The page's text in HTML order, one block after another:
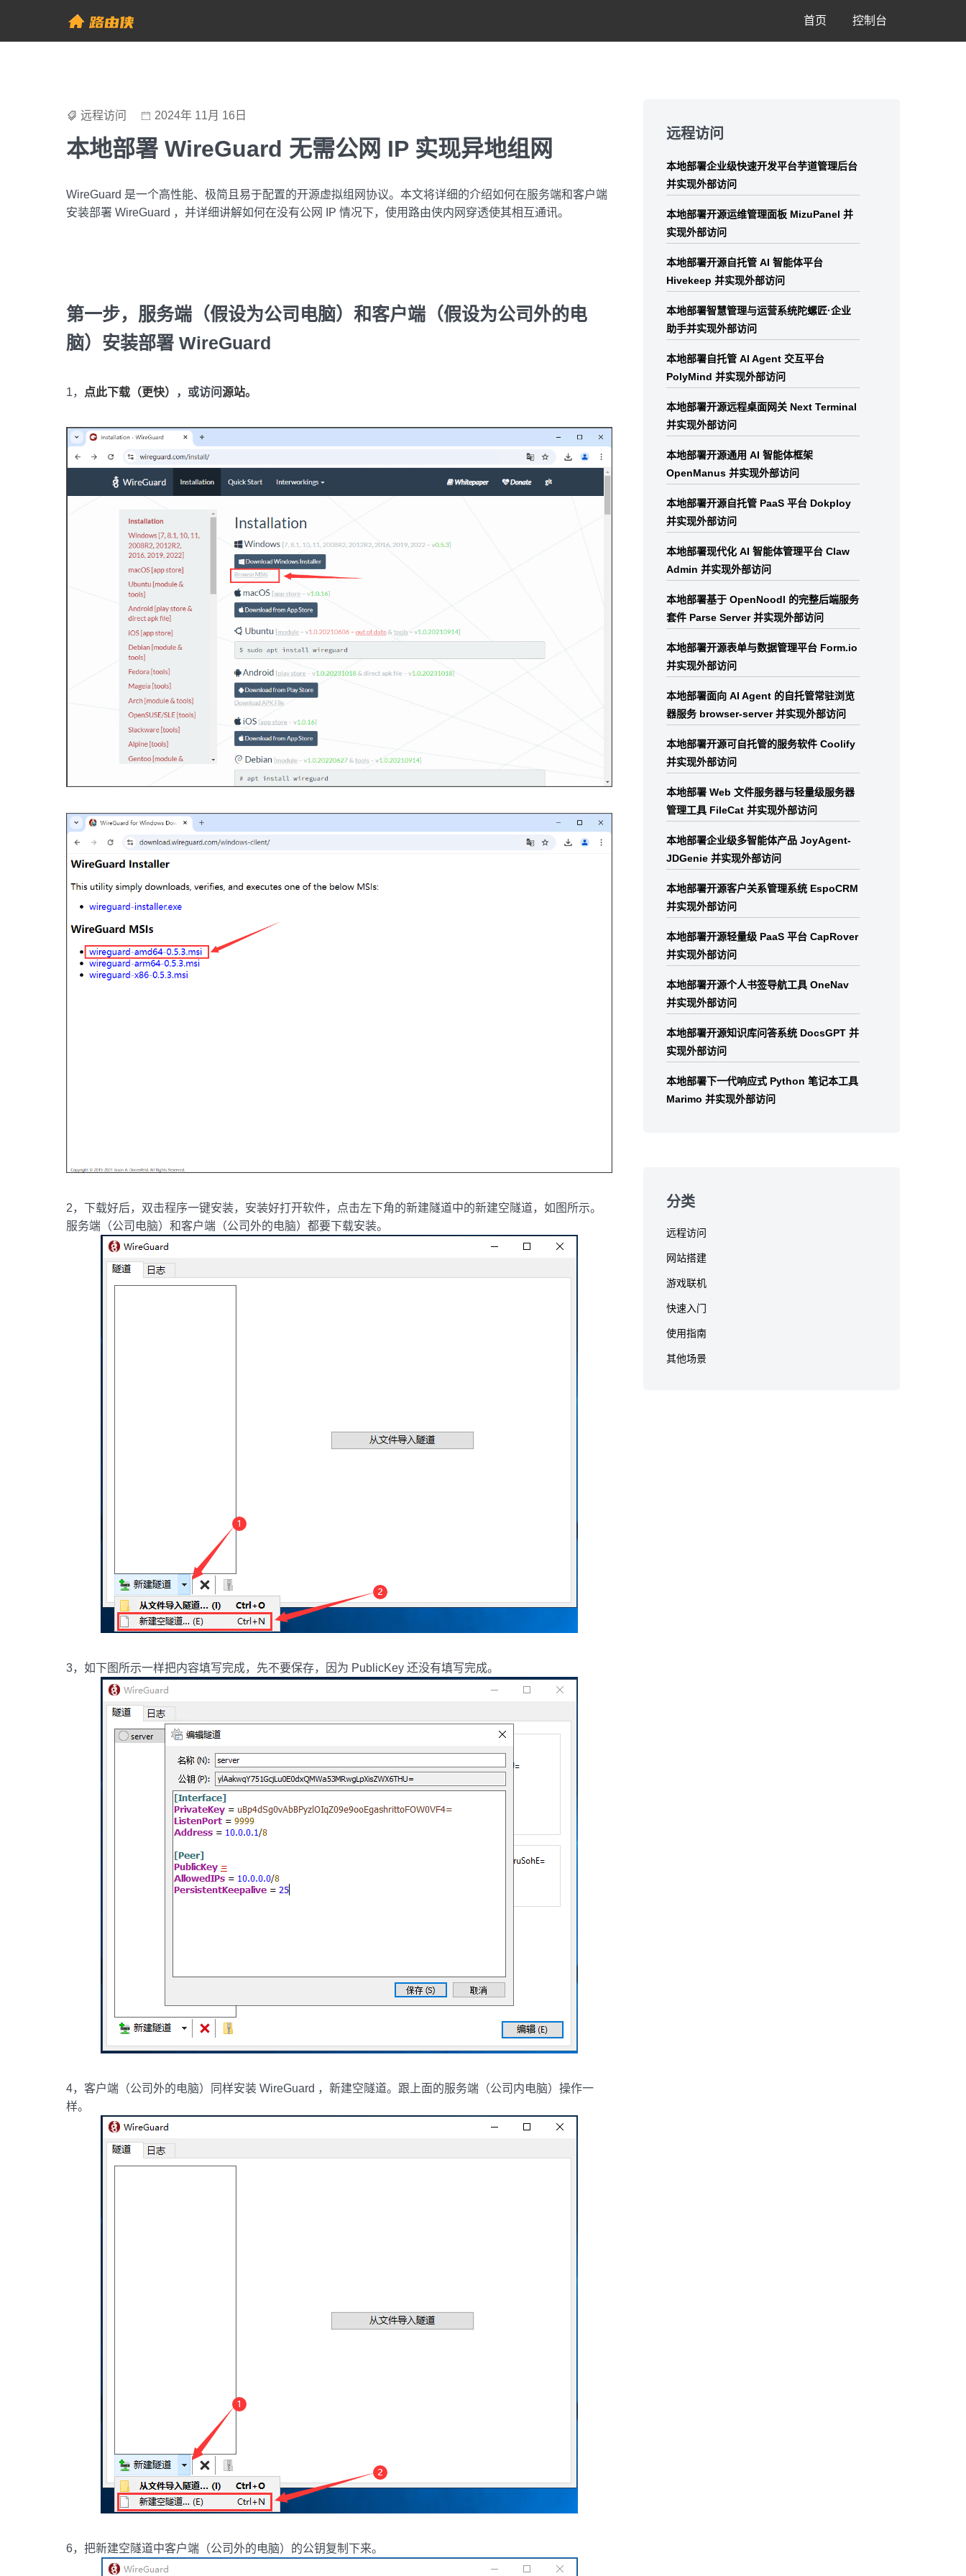
content
帮助中心 - 路由侠
首页 控制台
远程访问 2024年 11月 16日
本地部署 WireGuard 无需公网 IP 实现异地组网
WireGuard 是一个高性能、极简且易于配置的开源虚拟组网协议。本文将详细的介绍如何在服务端和客户端
安装部署 WireGuard ，并详细讲解如何在没有公网 IP 情况下，使用路由侠内网穿透使其相互通讯。
第一步，服务端（假设为公司电脑）和客户端（假设为公司外的电
脑）安装部署 WireGuard
1， 点此下载（更快） ，或访问源站。
2，下载好后，双击程序一键安装，安装好打开软件，点击左下角的新建隧道中的新建空隧道，如图所示。
服务端（公司电脑）和客户端（公司外的电脑）都要下载安装。
3，如下图所示一样把内容填写完成，先不要保存，因为 PublicKey 还没有填写完成。
4，客户端（公司外的电脑）同样安装 WireGuard ，新建空隧道。跟上面的服务端（公司内电脑）操作一
样。
6，把新建空隧道中客户端（公司外的电脑）的公钥复制下来。
footer
远程访问
本地部署企业级快速开发平台芋道管理后台
并实现外部访问
本地部署开源运维管理面板 MizuPanel 并
实现外部访问
本地部署开源自托管 AI 智能体平台
Hivekeep 并实现外部访问
本地部署智慧管理与运营系统陀螺匠·企业
助手并实现外部访问
本地部署自托管 AI Agent 交互平台
PolyMind 并实现外部访问
本地部署开源远程桌面网关 Next Terminal
并实现外部访问
本地部署开源通用 AI 智能体框架
OpenManus 并实现外部访问
本地部署开源自托管 PaaS 平台 Dokploy
并实现外部访问
本地部署现代化 AI 智能体管理平台 Claw
Admin 并实现外部访问
本地部署基于 OpenNoodl 的完整后端服务
套件 Parse Server 并实现外部访问
本地部署开源表单与数据管理平台 Form.io
并实现外部访问
本地部署面向 AI Agent 的自托管常驻浏览
器服务 browser-server 并实现外部访问
本地部署开源可自托管的服务软件 Coolify
并实现外部访问
本地部署 Web 文件服务器与轻量级服务器
管理工具 FileCat 并实现外部访问
本地部署企业级多智能体产品 JoyAgent-
JDGenie 并实现外部访问
本地部署开源客户关系管理系统 EspoCRM
并实现外部访问
本地部署开源轻量级 PaaS 平台 CapRover
并实现外部访问
本地部署开源个人书签导航工具 OneNav
并实现外部访问
本地部署开源知识库问答系统 DocsGPT 并
实现外部访问
本地部署下一代响应式 Python 笔记本工具
Marimo 并实现外部访问
分类
远程访问
网站搭建
游戏联机
快速入门
使用指南
其他场景